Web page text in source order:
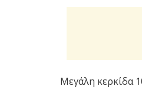
Μεγάλη κερκίδα